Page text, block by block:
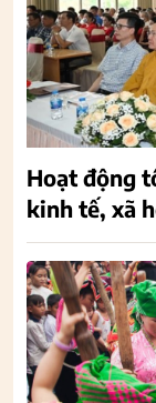
Hoạt động
kinh tế, xã